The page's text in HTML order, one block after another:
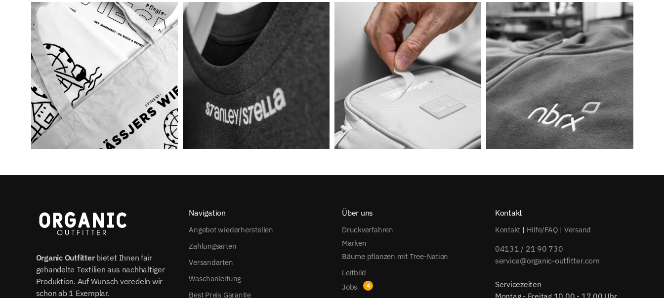
Organic Outfitterbietet Ihnen fair
gehandelte Textilien aus nachhaltiger
Produktion. Auf Wunsch veredeln wir
schon ab 1 Exemplar.
Navigation
Angebot wiederherstellen
Zahlungsarten
Versandarten
Waschanleitung
Best Preis Garantie
Über uns
Druckverfahren
Marken
Bäume pflanzen mit Tree-Nation
Leitbild
Jobs
Kontakt
Kontakt | Hilfe/FAQ | Versand
04131 / 21 90 730
service@organic-outfitter.com
Servicezeiten